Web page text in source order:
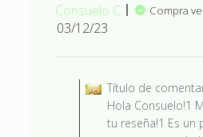
Consuelo C.
Compra
Fecha
03/12/23
Título de
Hola Consuelo!1
tu reseña!1 Es un